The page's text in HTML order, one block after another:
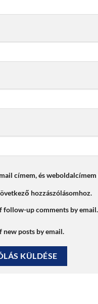
címem, és weboldalcímem
hozzászólásomhoz.
follow-up comments by email.
new posts by email.